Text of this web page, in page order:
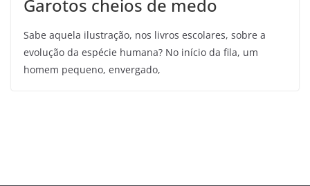
Garotos cheios de medo
Sabe aquela ilustração, nos livros escolares, sobre a
evolução da espécie humana? No início da fila, um
homem pequeno, envergado,